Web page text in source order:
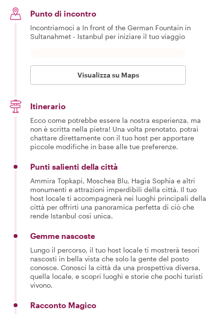
Punto di incontro
Incontriamoci a In front of the German Fountain in
Sultanahmet - Istanbul per iniziare il tuo viaggio
Visualizza su Maps
Itinerario
Ecco come potrebbe essere la nostra esperienza, ma
non è scritta nella pietra! Una volta prenotato, potrai
chattare direttamente con il tuo host per apportare
piccole modifiche in base alle tue preferenze.
Punti salienti della città
Ammira Topkapi, Moschea Blu, Hagia Sophia e altri
monumenti e attrazioni imperdibili della città. Il tuo
host locale ti accompagnerà nei luoghi principali della
città per offrirti una panoramica perfetta di ciò che
rende Istanbul così unica.
Gemme nascoste
Lungo il percorso, il tuo host locale ti mostrerà tesori
nascosti in bella vista che solo la gente del posto
conosce. Conosci la città da una prospettiva diversa,
quella locale, e scopri luoghi e storie che pochi turisti
vivono.
Racconto Magico